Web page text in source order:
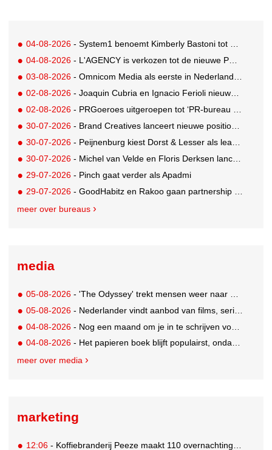
04-08-2026 - System1 benoemt Kimberly Bastoni tot Gobal Chief Commercial Officer
04-08-2026 - L'AGENCY is verkozen tot de nieuwe PR-partner van KoRo
03-08-2026 - Omnicom Media als eerste in Nederland actief met advertenties in ChatGPT
02-08-2026 - Joaquin Cubria en Ignacio Ferioli nieuwe Global CCO’s GUT, Renata Neumann Global Head of Production
02-08-2026 - PRGoeroes uitgeroepen tot ‘PR-bureau van het jaar 2026’
30-07-2026 - Brand Creatives lanceert nieuwe positionering: Create to Celebrate
30-07-2026 - Peijnenburg kiest Dorst & Lesser als lead social agency
30-07-2026 - Michel van Velde en Floris Derksen lanceren I.C.Y. group: drie specialistische bureaus, één visie op groei
29-07-2026 - Pinch gaat verder als Apadmi
29-07-2026 - GoodHabitz en Rakoo gaan partnership aan voor geïntegreerde talentontwikkeling
meer over bureaus
media
05-08-2026 - 'The Odyssey' trekt mensen weer naar de bioscoop
05-08-2026 - Nederlander vindt aanbod van films, series en sport vaak versnipperd
04-08-2026 - Nog een maand om je in te schrijven voor de Mercurs 2026
04-08-2026 - Het papieren boek blijft populairst, ondanks digitale alternatieven
meer over media
marketing
12:06 - Koffiebranderij Peeze maakt 110 overnachtingen in het Ronald McDonald Huis mogelijk